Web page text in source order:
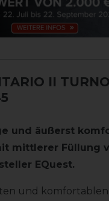
II
und äußerst
mittlerer Füllung
EQuest.
und